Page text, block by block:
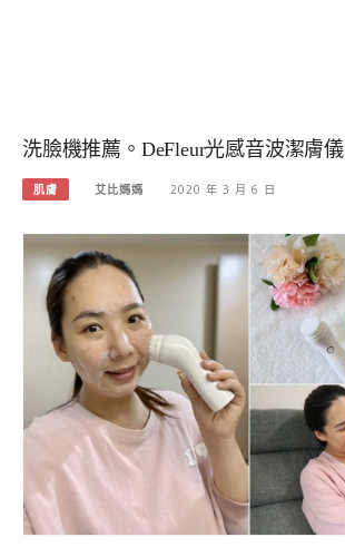
洗臉機推薦。DeFleur光感音波潔膚儀
肌膚 艾比媽媽 2020 年 3 月 6 日